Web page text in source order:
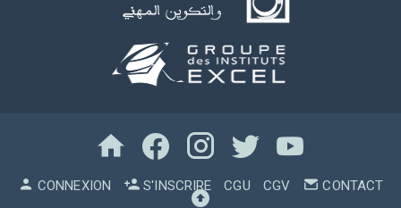
CONNEXION S'INSCRIRE CGU CGV CONTACT